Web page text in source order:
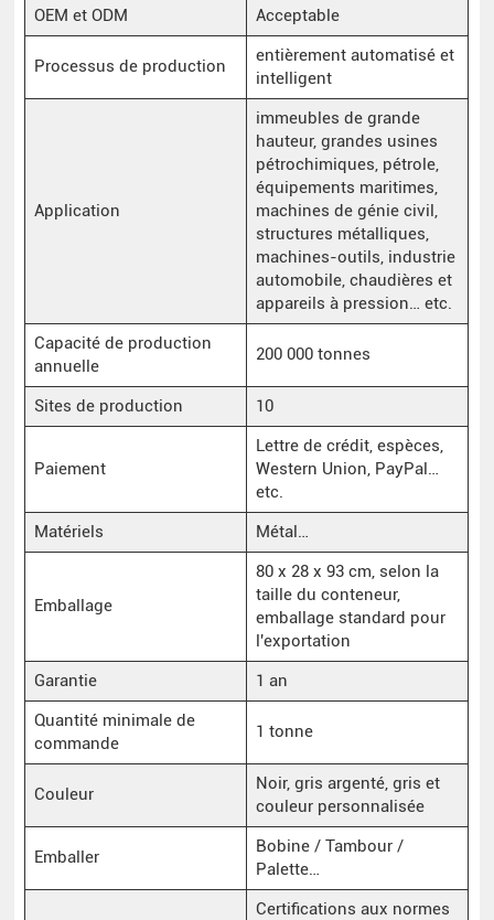
OEM et ODM
Acceptable
Processus de production
entièrement automatisé et
intelligent
Application
immeubles de grande
hauteur, grandes usines
pétrochimiques, pétrole,
équipements maritimes,
machines de génie civil,
structures métalliques,
machines-outils, industrie
automobile, chaudières et
appareils à pression… etc.
Capacité de production
annuelle
200 000 tonnes
Sites de production 10
Paiement
Lettre de crédit, espèces,
Western Union, PayPal…
etc.
Matériels
Métal…
Emballage
80 x 28 x 93 cm, selon la
taille du conteneur,
emballage standard pour
l'exportation
Garantie
1 an
Quantité minimale de
commande
1 tonne
Couleur
Noir, gris argenté, gris et
couleur personnalisée
Emballer
Bobine / Tambour /
Palette…
Certifications aux normes